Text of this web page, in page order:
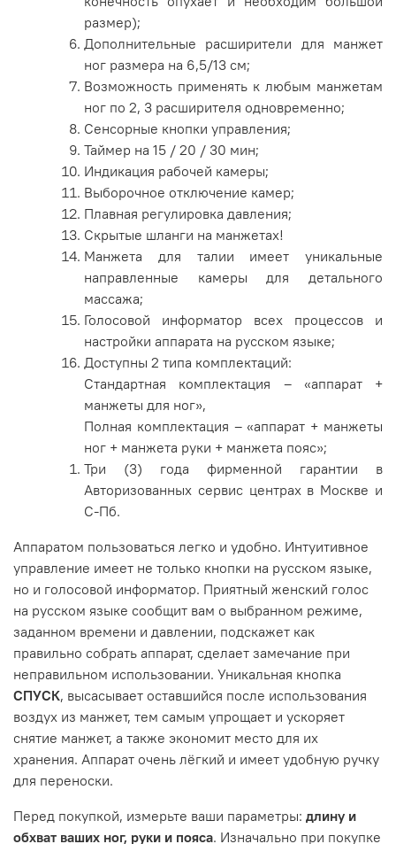
размер);
Дополнительные расширители для манжет
ног размера на 6,5/13 см;
Возможность применять к любым манжетам
ног по 2, 3 расширителя одновременно;
Сенсорные кнопки управления;
Таймер на 15 / 20 / 30 мин;
Индикация рабочей камеры;
Выборочное отключение камер;
Плавная регулировка давления;
Скрытые шланги на манжетах!
Манжета для талии имеет уникальные
направленные камеры для детального
массажа;
Голосовой информатор всех процессов и
настройки аппарата на русском языке;
Доступны 2 типа комплектаций:
Стандартная комплектация – «аппарат +
манжеты для ног»,
Полная комплектация – «аппарат + манжеты
ног + манжета руки + манжета пояс»;
Три (3) года фирменной гарантии в
Авторизованных сервис центрах в Москве и
С-Пб.
Аппаратом пользоваться легко и удобно. Интуитивное
управление имеет не только кнопки на русском языке,
но и голосовой информатор. Приятный женский голос
на русском языке сообщит вам о выбранном режиме,
заданном времени и давлении, подскажет как
правильно собрать аппарат, сделает замечание при
неправильном использовании. Уникальная кнопка
СПУСК, высасывает оставшийся после использования
воздух из манжет, тем самым упрощает и ускоряет
снятие манжет, а также экономит место для их
хранения. Аппарат очень лёгкий и имеет удобную ручку
для переноски.
Перед покупкой, измерьте ваши параметры: длину и
обхват ваших ног, руки и пояса. Изначально при покупке